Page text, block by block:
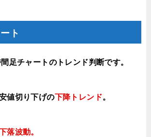
ト
足チャートのトレンド判断です。
値切り下げの下降トレンド。
落波動。